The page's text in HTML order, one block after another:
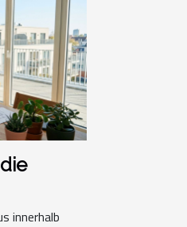
innerhalb